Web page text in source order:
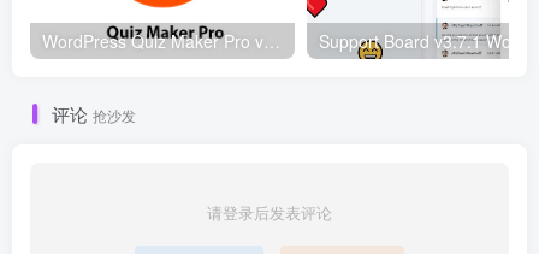
WordPress Quiz Maker Pro v21.7.8 WordPress在线测试插件
评论 抢沙发
请登录后发表评论